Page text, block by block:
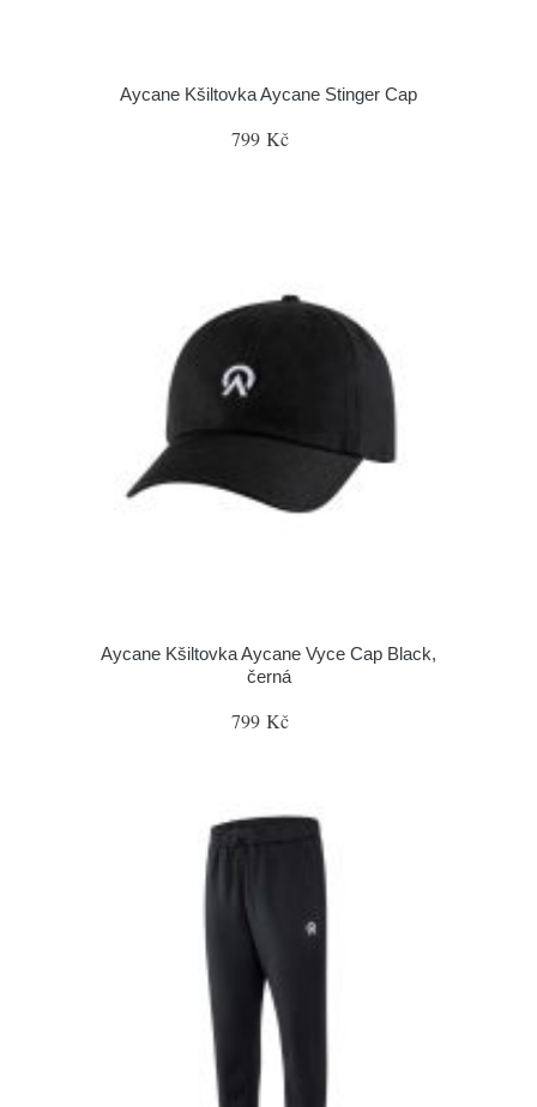
Aycane Kšiltovka Aycane Stinger Cap
799 Kč
Aycane Kšiltovka Aycane Vyce Cap Black,
černá
799 Kč